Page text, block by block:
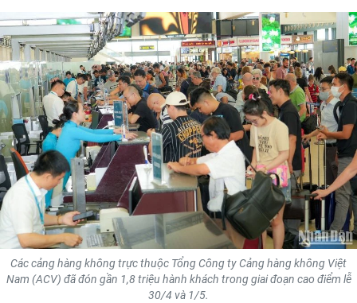
THẾ GIỚI
THỂ THAO
GIÁO DỤC
Y TẾ
KHOA HỌC - CÔNG NGHỆ
MÔI TRƯỜNG
BẠN ĐỌC
KIỂM CHỨNG THÔNG TIN
Các cảng hàng không trực thuộc Tổng Công ty Cảng hàng không Việt
Nam (ACV) đã đón gần 1,8 triệu hành khách trong giai đoạn cao điểm lễ
30/4 và 1/5.